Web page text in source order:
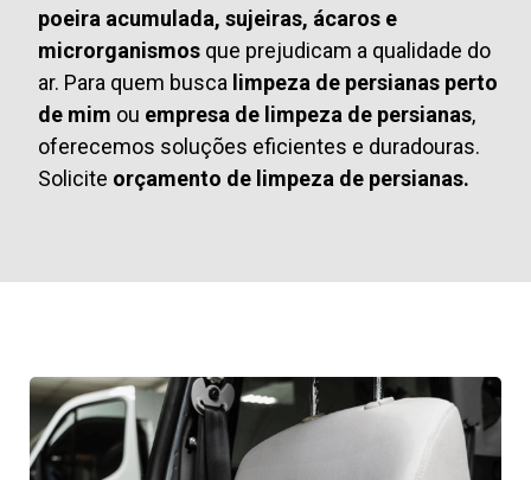
poeira acumulada, sujeiras, ácaros e
microrganismos que prejudicam a qualidade do
ar. Para quem busca limpeza de persianas perto
de mim ou empresa de limpeza de persianas,
oferecemos soluções eficientes e duradouras.
Solicite orçamento de limpeza de persianas.